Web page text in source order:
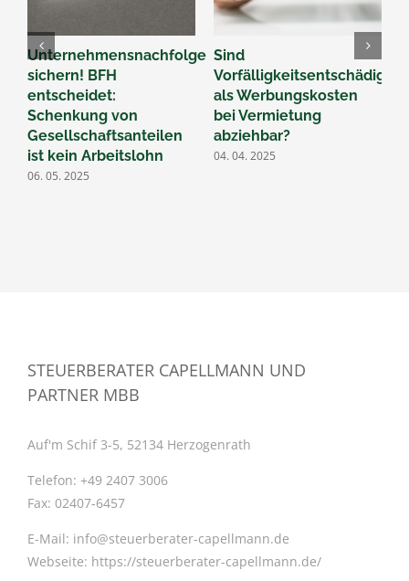
Unternehmensnachfolge
sichern! BFH
entscheidet:
Schenkung von
Gesellschaftsanteilen
ist kein Arbeitslohn
06. 05. 2025
Sind
als Werbungskosten
bei Vermietung
abziehbar?
04. 04. 2025
STEUERBERATER CAPELLMANN UND
PARTNER MBB
Auf'm Schif 3-5, 52134 Herzogenrath
Telefon: +49 2407 3006
Fax: 02407-6457
E-Mail: info@steuerberater-capellmann.de
Webseite: https://steuerberater-capellmann.de/